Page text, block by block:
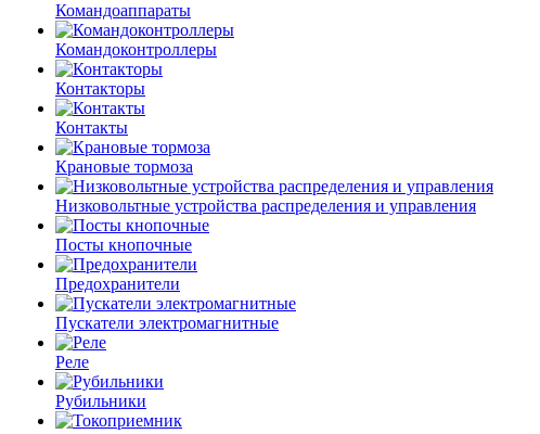
Командоаппараты
Командоконтроллеры
Контакторы
Контакты
Крановые тормоза
Низковольтные устройства распределения и управления
Посты кнопочные
Предохранители
Пускатели электромагнитные
Реле
Рубильники